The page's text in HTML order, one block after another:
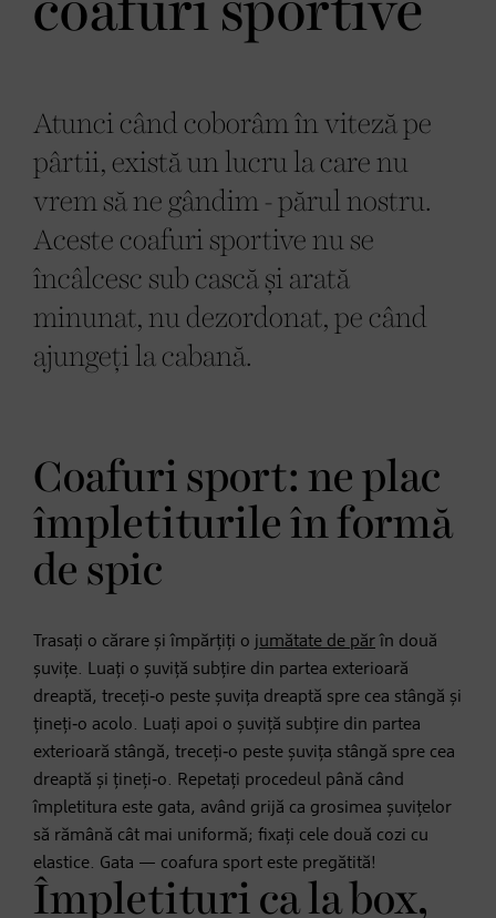
coafuri sportive
Atunci când coborâm în viteză pe
pârtii, există un lucru la care nu
vrem să ne gândim - părul nostru.
Aceste coafuri sportive nu se
încâlcesc sub cască și arată
minunat, nu dezordonat, pe când
ajungeți la cabană.
Coafuri sport: ne plac
împletiturile în formă
de spic
Trasați o cărare și împărțiți o jumătate de părîn două
șuvițe. Luați o șuviță subțire din partea exterioară
dreaptă, treceți‑o peste șuvița dreaptă spre cea stângă și
țineți‑o acolo. Luați apoi o șuviță subțire din partea
exterioară stângă, treceți‑o peste șuvița stângă spre cea
dreaptă și țineți‑o. Repetați procedeul până când
împletitura este gata, având grijă ca grosimea șuvițelor
să rămână cât mai uniformă; fixați cele două cozi cu
elastice. Gata — coafura sport este pregătită!
Împletituri ca la box,